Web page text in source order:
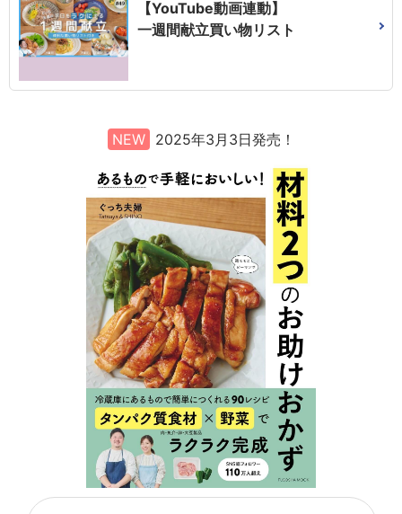
【YouTube動画連動】
一週間献立買い物リスト
NEW 2025年3月3日発売！